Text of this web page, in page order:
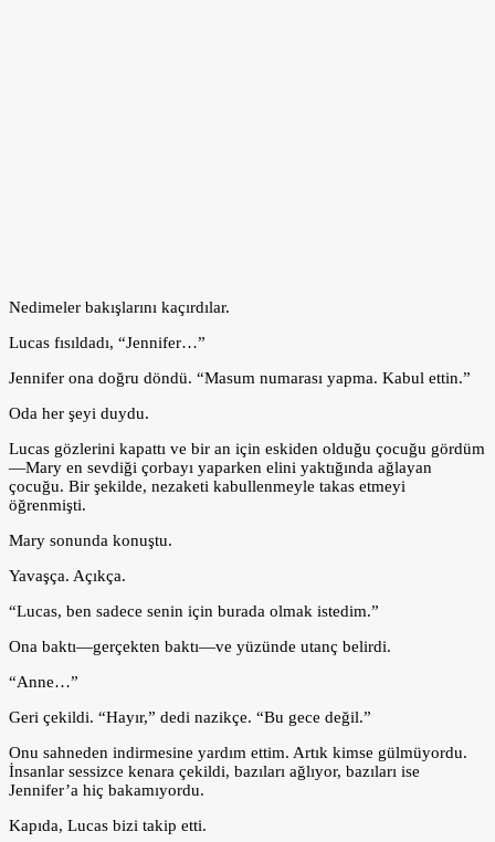
Nedimeler bakışlarını kaçırdılar.
Lucas fısıldadı, “Jennifer…”
Jennifer ona doğru döndü. “Masum numarası yapma. Kabul ettin.”
Oda her şeyi duydu.
Lucas gözlerini kapattı ve bir an için eskiden olduğu çocuğu gördüm
—Mary en sevdiği çorbayı yaparken elini yaktığında ağlayan
çocuğu. Bir şekilde, nezaketi kabullenmeyle takas etmeyi
öğrenmişti.
Mary sonunda konuştu.
Yavaşça. Açıkça.
“Lucas, ben sadece senin için burada olmak istedim.”
Ona baktı—gerçekten baktı—ve yüzünde utanç belirdi.
“Anne…”
Geri çekildi. “Hayır,” dedi nazikçe. “Bu gece değil.”
Onu sahneden indirmesine yardım ettim. Artık kimse gülmüyordu.
İnsanlar sessizce kenara çekildi, bazıları ağlıyor, bazıları ise
Jennifer’a hiç bakamıyordu.
Kapıda, Lucas bizi takip etti.